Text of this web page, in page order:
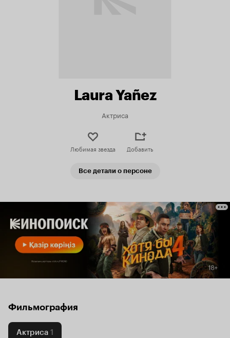
Laura Yañez
Актриса
Любимая звезда Добавить
Все детали о персоне
Фильмография
Актриса 1